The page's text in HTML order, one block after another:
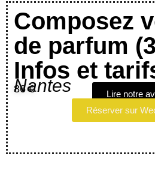
Composez
de parfum
Infos et
Nantes
86 €
Lire notre
Réserver sur